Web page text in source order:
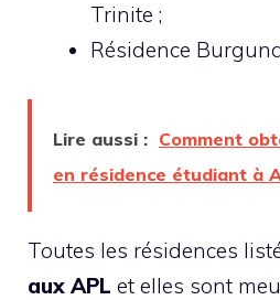
Trinite ;
Résidence
Lire aussi : Comment
en résidence étudiant à
Toutes les résidences
aux APL et elles sont